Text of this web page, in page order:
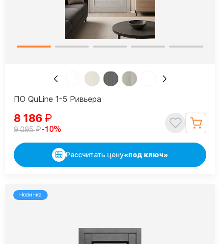
ПО QuLine 1-5 Ривьера
8 186 ₽
9 095₽-10%
Рассчитать цену«под ключ»
Новинка